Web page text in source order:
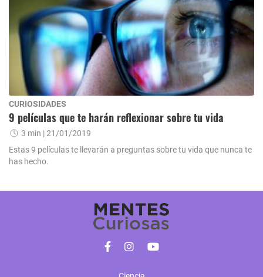
CURIOSIDADES
9 películas que te harán reflexionar sobre tu vida
3 min | 21/01/2019
Estas 9 películas te llevarán a preguntas sobre tu vida que nunca te
has hecho.